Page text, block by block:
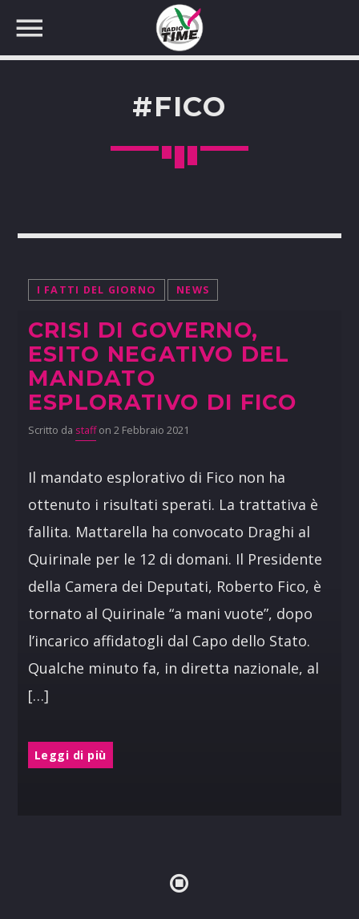
#FICO
I FATTI DEL GIORNO NEWS
CRISI DI GOVERNO,
ESITO NEGATIVO DEL
MANDATO
ESPLORATIVO DI FICO
Scritto da staffon 2 Febbraio 2021
Il mandato esplorativo di Fico non ha
ottenuto i risultati sperati. La trattativa è
fallita. Mattarella ha convocato Draghi al
Quirinale per le 12 di domani. Il Presidente
della Camera dei Deputati, Roberto Fico, è
tornato al Quirinale “a mani vuote”, dopo
l’incarico affidatogli dal Capo dello Stato.
Qualche minuto fa, in diretta nazionale, al
[…]
Leggi di più